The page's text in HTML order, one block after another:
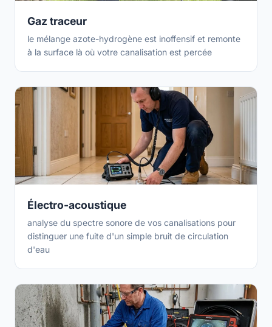
Gaz traceur
le mélange azote-hydrogène est inoffensif et remonte
à la surface là où votre canalisation est percée
Électro-acoustique
analyse du spectre sonore de vos canalisations pour
distinguer une fuite d'un simple bruit de circulation
d'eau